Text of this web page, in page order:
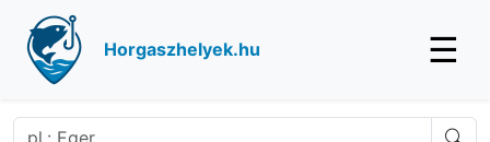
Horgaszhelyek.hu ☰